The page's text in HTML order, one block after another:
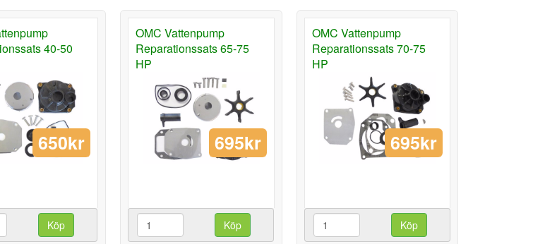
40-50
650kr
Köp
OMC Vattenpump
Reparationssats 65-75
HP
695kr
Köp
OMC Vattenpump
Reparationssats 70-75
HP
695kr
Köp